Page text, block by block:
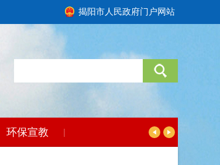
揭阳市人民政府门户网站
环保宣教 |